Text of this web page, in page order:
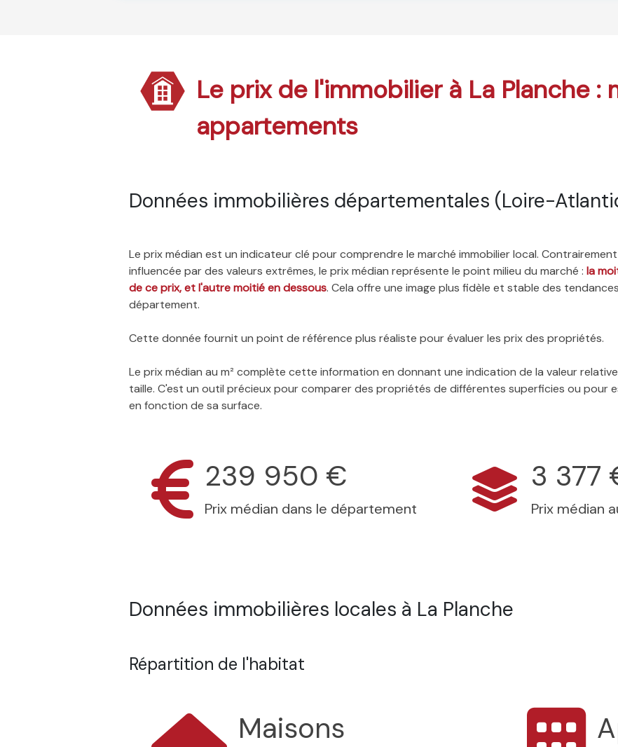
Le prix de l'immobilier à La Planche :
appartements
Données immobilières départementales (Loire-
Le prix médian est un indicateur clé pour comprendre le marché immobilier local.
influencée par des valeurs extrêmes, le prix médian représente le point milieu du marché : la
de ce prix, et l'autre moitié en dessous. Cela offre une image plus fidèle et stable des
département.
Cette donnée fournit un point de référence plus réaliste pour évaluer les prix des propriétés.
Le prix médian au m² complète cette information en donnant une indication de la valeur
taille. C'est un outil précieux pour comparer des propriétés de différentes superficies ou pour
en fonction de sa surface.
239 950 €
Prix médian dans le département
3 377
Prix médian
Données immobilières locales à La Planche
Répartition de l'habitat
Maisons